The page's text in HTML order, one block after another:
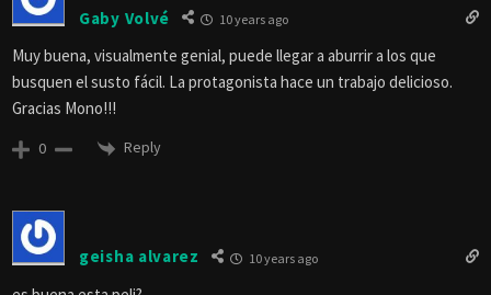
peor. No pierdan su tiempo descargando esto
0 Reply
Gaby Volvé
busquen el susto fácil. La protagonista hace un trabajo delicioso.
Gracias Mono!!!